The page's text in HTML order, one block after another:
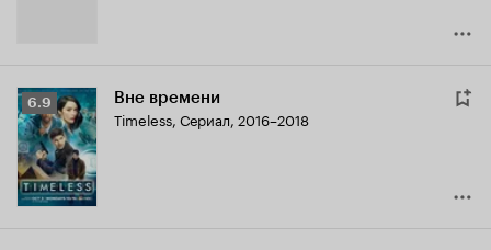
Рейтинг
Кинопоиска
6.9
6.9 Вне времени
Timeless, Сериал, 2016–2018